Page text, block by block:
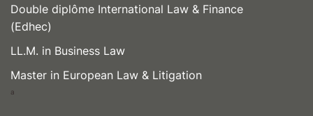
Double diplôme International Law & Finance
(Edhec)
LL.M. in Business Law
Master in European Law & Litigation
a